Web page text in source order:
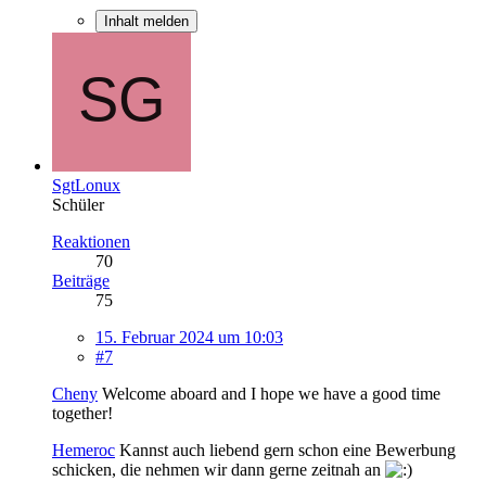
Inhalt melden
SgtLonux
Schüler
Reaktionen
70
Beiträge
75
15. Februar 2024 um 10:03
#7
Cheny Welcome aboard and I hope we have a good time
together!
Hemeroc Kannst auch liebend gern schon eine Bewerbung
schicken, die nehmen wir dann gerne zeitnah an